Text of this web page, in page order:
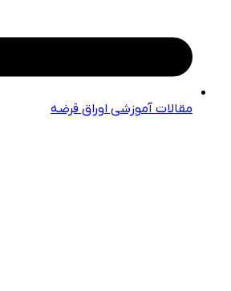
مقالات آموزشی اوراق قرضه